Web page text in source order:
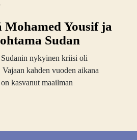
Yousif ja
Sudan
nykyinen kriisi oli
kahden vuoden aikana
kasvanut maailman